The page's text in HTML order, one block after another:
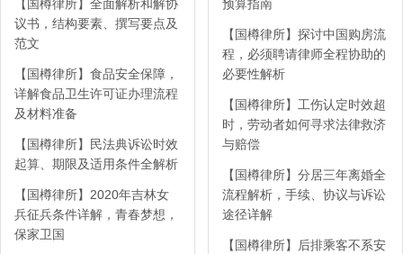
【国樽律所】全面解析和解协
议书，结构要素、撰写要点及
范文
【国樽律所】食品安全保障，
详解食品卫生许可证办理流程
及材料准备
【国樽律所】民法典诉讼时效
起算、期限及适用条件全解析
【国樽律所】2020年吉林女
兵征兵条件详解，青春梦想，
保家卫国
预算指南
【国樽律所】探讨中国购房流
程，必须聘请律师全程协助的
必要性解析
【国樽律所】工伤认定时效超
时，劳动者如何寻求法律救济
与赔偿
【国樽律所】分居三年离婚全
流程解析，手续、协议与诉讼
途径详解
【国樽律所】后排乘客不系安